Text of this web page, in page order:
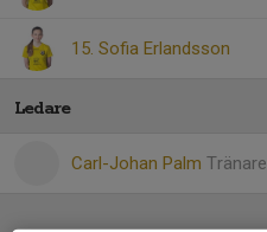
15. Sofia Erlandsson
Ledare
Carl-Johan Palm Tränare